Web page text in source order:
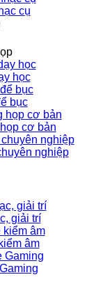
cụ
học
bục
cơ bản
nghiệp
giải trí
âm